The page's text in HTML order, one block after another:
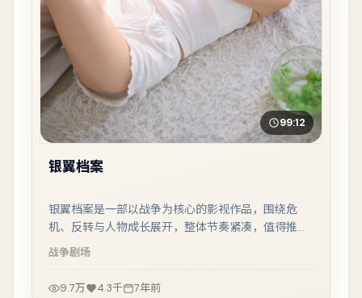
99:12
银翼档案
银翼档案是一部以战争为核心的影视作品，围绕危
机、反转与人物成长展开，整体节奏紧凑，值得推荐
观看。
战争剧场
9.7万 4.3千 7年前